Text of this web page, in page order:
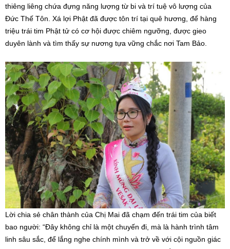
thiêng liêng chứa đựng năng lượng từ bi và trí tuệ vô lượng của
Đức Thế Tôn. Xá lợi Phật đã được tôn trí tại quê hương, để hàng
triệu trái tim Phật tử có cơ hội được chiêm ngưỡng, được gieo
duyên lành và tìm thấy sự nương tựa vững chắc nơi Tam Bảo.
Lời chia sẻ chân thành của Chị Mai đã chạm đến trái tim của biết
bao người: “Đây không chỉ là một chuyến đi, mà là hành trình tâm
linh sâu sắc, để lắng nghe chính mình và trở về với cội nguồn giác